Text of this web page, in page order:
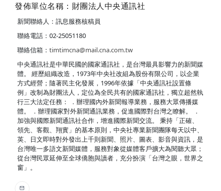
發佈單位名稱：財團法人中央通訊社
新聞聯絡人：訊息服務核稿員
聯絡電話：02-25051180
聯絡信箱： timtimcna@mail.cna.com.tw
中央通訊社是中華民國的國家通訊社，是台灣最具影響力的新聞媒
體。 經歷組織改造，1973年中央社改組為股份有限公司，以企業
方式經營；隨著民主化發展，1996年依據「中央通訊社設置條
例」改制為財團法人，定位為全民共有的國家通訊社，獨立超然執
行三大法定任務： ．辦理國內外新聞報導業務，服務大眾傳播媒
體。 ．辦理國家對外新聞通訊業務，促進國際對台灣之瞭解。 ．
加強與國際新聞通訊社合作，增進國際新聞交流。 秉持「正確、
領先、客觀、翔實」的基本原則，中央社專業新聞團隊每天以中、
英、日文即時對外發出上千則新聞、照片、圖表、影音與資訊，是
台灣唯一多語文新聞媒體，服務對象從媒體客戶擴大為閱聽大眾；
從台灣民眾延伸至全球僑胞與讀者，充分扮演「台灣之眼，世界之
窗」。